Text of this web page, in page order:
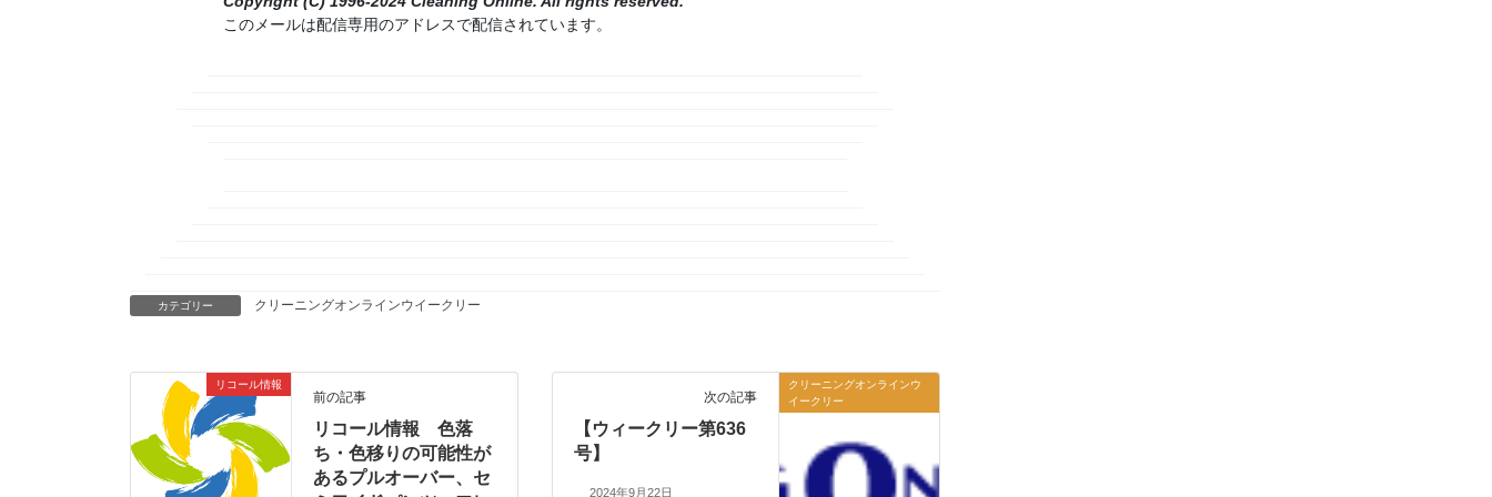
このメールは配信専用のアドレスで配信されています。
カテゴリー クリーニングオンラインウイークリー
リコール情報
前の記事
リコール情報 色落
ち・色移りの可能性が
あるプルオーバー、セ
クリーニングオンラインウ
イークリー
次の記事
【ウィークリー第636
号】
2024年9月22日